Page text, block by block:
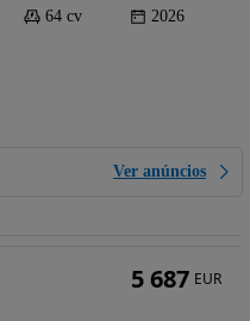
64 cv 2026
Ver anúncios
5 687 EUR